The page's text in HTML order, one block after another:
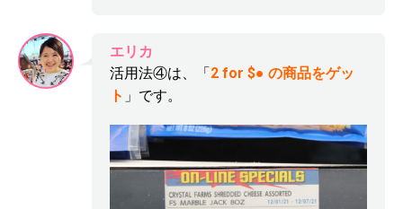
エリカ
活用法④は、「2 for $● の商品をゲッ
ト 」です。